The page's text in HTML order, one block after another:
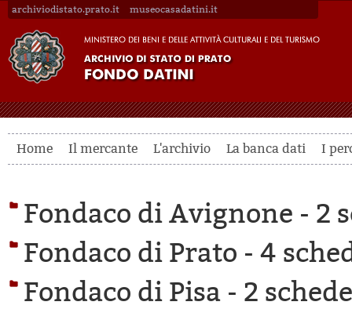
archiviodistato.prato.it museocasadatini.it
Home Il mercante L'archivio La banca dati I
Fondaco di Avignone - 2
Fondaco di Prato - 4
Fondaco di Pisa - 2